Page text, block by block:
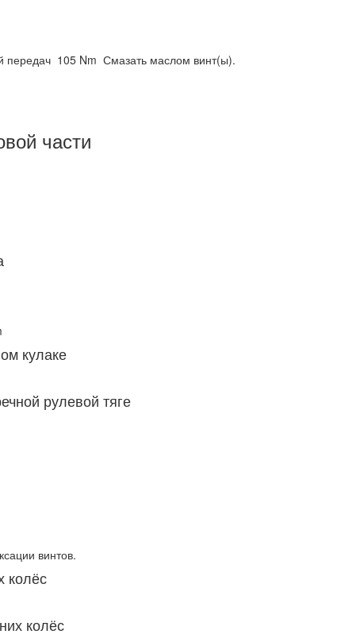
передач 105 Nm Смазать маслом винт(ы).
части
кулаке
рулевой тяге
винтов.
колёс
колёс